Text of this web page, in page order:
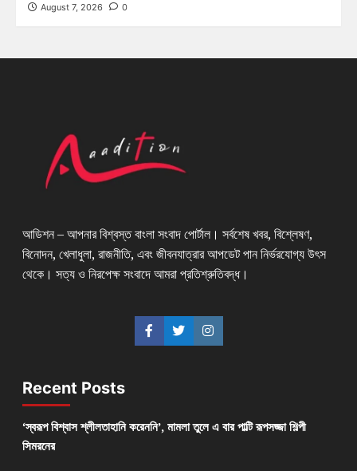
August 7, 2026 0
আডিশন – আপনার বিশ্বস্ত বাংলা সংবাদ পোর্টাল। সর্বশেষ খবর, বিশ্লেষণ,
বিনোদন, খেলাধুলা, রাজনীতি, এবং জীবনযাত্রার আপডেট পান নির্ভরযোগ্য উৎস
থেকে। সত্য ও নিরপেক্ষ সংবাদে আমরা প্রতিশ্রুতিবদ্ধ।
Recent Posts
‘স্বরূপ বিশ্বাস শ্লীলতাহানি করেননি’, মামলা তুলে এ বার পাল্টি রূপসজ্জা শিল্পী
সিমরনের